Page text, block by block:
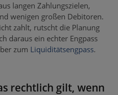
langen Zahlungszielen,
wenigen großen Debitoren.
zahlt, rutscht die Planung
daraus ein echter Engpass
zum Liquiditätsengpass.
rechtlich gilt, wenn